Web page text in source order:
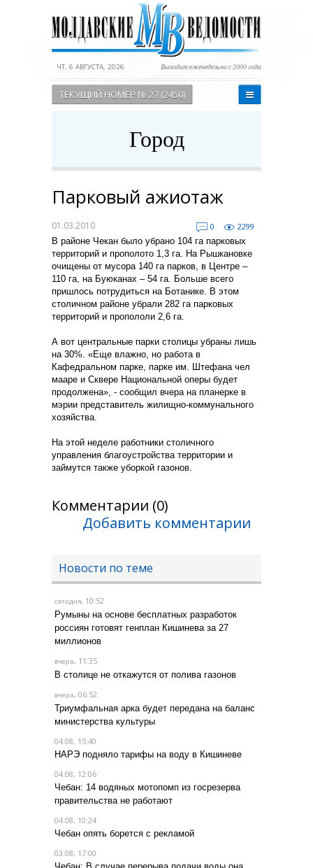
ЧТ, 6 АВГУСТА, 2026 Выходит еженедельно с 2000 года
ТЕКУЩИЙ НОМЕР № 27 (2450)
Город
Парковый ажиотаж
01.03.2010 0
2299
В районе Чекан было убрано 104 га парковых
территорий и прополото 1,3 га. На Рышкановке
очищены от мусора 140 га парков, в Центре –
110 га, на Буюканах – 54 га. Больше всего
пришлось потрудиться на Ботанике. В этом
столичном районе убрали 282 га парковых
территорий и пропололи 2,6 га.
А вот центральные парки столицы убраны лишь
на 30%. «Еще влажно, но работа в
Кафедральном парке, парке им. Штефана чел
мааре и Сквере Национальной оперы будет
продолжена», - сообщил вчера на планерке в
мэрии представитель жилищно-коммунального
хозяйства.
На этой неделе работники столичного
управления благоустройства территории и
займутся также уборкой газонов.
Комментарии (0)
Добавить комментарии
Новости по теме
сегодня, 10:52
Румыны на основе бесплатных разработок
россиян готовят генплан Кишинева за 27
миллионов
вчера, 11:35
В столице не откажутся от полива газонов
вчера, 06:52
Триумфальная арка будет передана на баланс
министерства культуры
04.08, 15:40
НАРЭ подняло тарифы на воду в Кишиневе
04.08, 12:06
Чебан: 14 водяных мотопомп из госрезерва
правительства не работают
04.08, 10:24
Чебан опять борется с рекламой
03.08, 17:00